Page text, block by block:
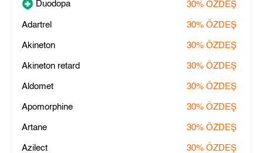
Duodopa 30% ÖZDEŞ
Adartrel 30% ÖZDEŞ
Akineton 30% ÖZDEŞ
Akineton retard 30% ÖZDEŞ
Aldomet 30% ÖZDEŞ
Apomorphine 30% ÖZDEŞ
Artane 30% ÖZDEŞ
Azilect 30% ÖZDEŞ